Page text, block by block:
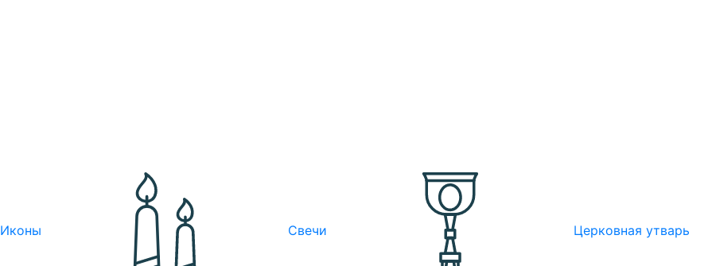
Иконы Свечи Церковная утварь